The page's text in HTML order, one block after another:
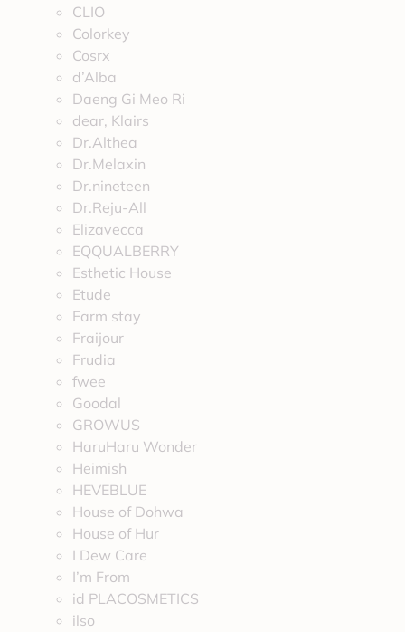
CLIO
Colorkey
Cosrx
d’Alba
Daeng Gi Meo Ri
dear, Klairs
Dr.Althea
Dr.Melaxin
Dr.nineteen
Dr.Reju-All
Elizavecca
EQQUALBERRY
Esthetic House
Etude
Farm stay
Fraijour
Frudia
fwee
Goodal
GROWUS
HaruHaru Wonder
Heimish
HEVEBLUE
House of Dohwa
House of Hur
I Dew Care
I’m From
id PLACOSMETICS
ilso